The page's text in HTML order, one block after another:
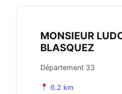
MONSIEUR
BLASQUEZ
Département 33
6.2 km